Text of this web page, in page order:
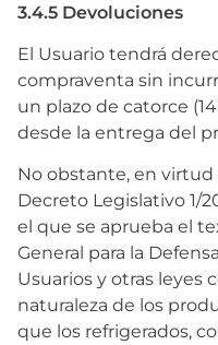
3.4.5 Devoluciones
El Usuario tendrá
compraventa sin
un plazo de catorce
desde la entrega del
No obstante, en virtud
Decreto Legislativo 1/
el que se aprueba el
General para la
Usuarios y otras leyes
naturaleza de los
que los refrigerados,